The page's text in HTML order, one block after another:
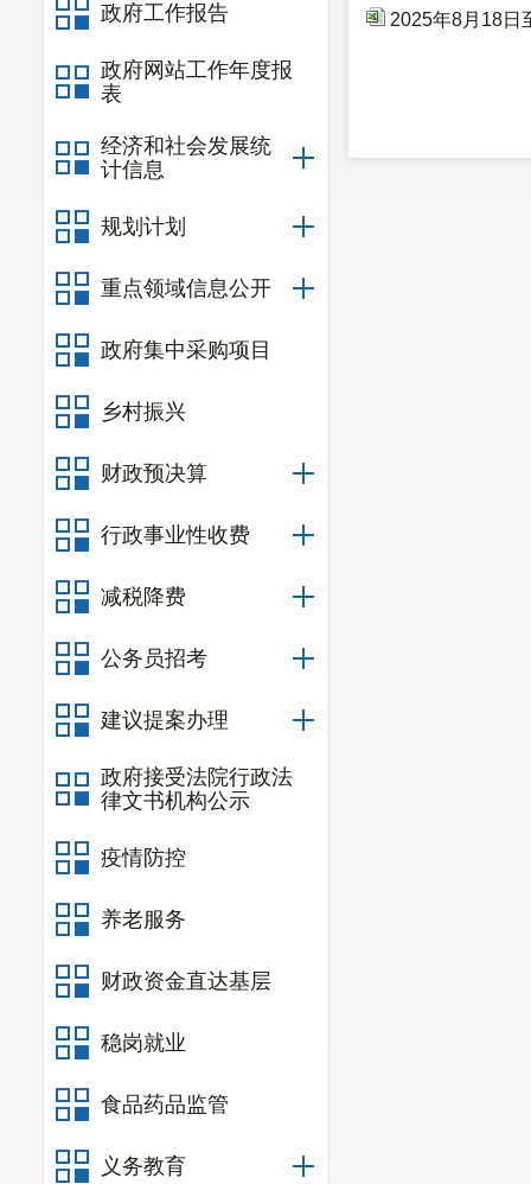
政府工作报告
政府网站工作年度报
表
经济和社会发展统
计信息
规划计划
重点领域信息公开
政府集中采购项目
乡村振兴
财政预决算
行政事业性收费
减税降费
公务员招考
建议提案办理
政府接受法院行政法
律文书机构公示
疫情防控
养老服务
财政资金直达基层
稳岗就业
食品药品监管
义务教育
2025年8月18日